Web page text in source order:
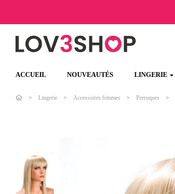
ACCUEIL NOUVEAUTÉS LINGERIE
Lingerie Accessoires femmes Perruques